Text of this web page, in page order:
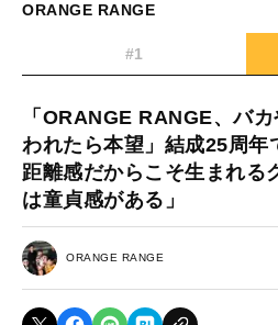
ORANGE RANGE
#1
「ORANGE RANGE、バ
われたら本望」結成25周年
距離感だからこそ生まれる
は童貞感がある」
ORANGE RANGE